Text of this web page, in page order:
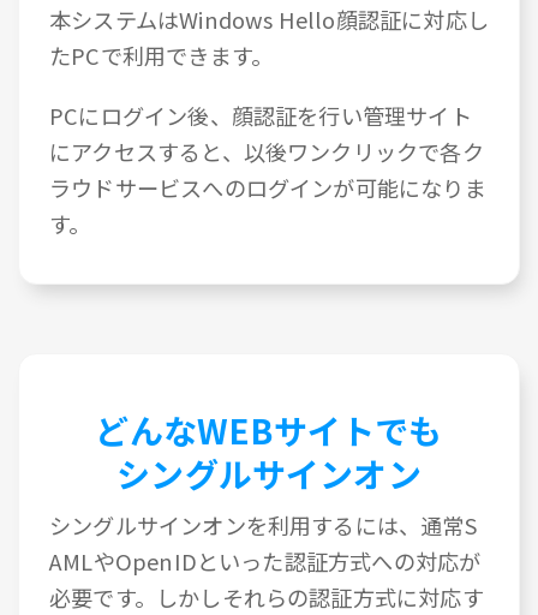
本システムはWindows Hello顔認証に対応し
たPCで利用できます。
PCにログイン後、顔認証を行い管理サイト
にアクセスすると、以後ワンクリックで各ク
ラウドサービスへのログインが可能になりま
す。
どんなWEBサイトでも
シングルサインオン
シングルサインオンを利用するには、通常S
AMLやOpenIDといった認証方式への対応が
必要です。しかしそれらの認証方式に対応す